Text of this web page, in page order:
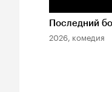
Последний
2026, комедия